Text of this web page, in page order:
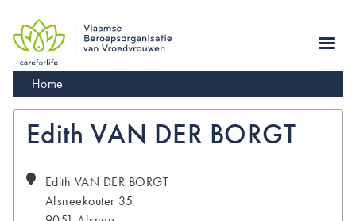
main
navigation
Kruimelpad
Home
Edith VAN DER BORGT
Edith VAN DER BORGT
Afsneekouter 35